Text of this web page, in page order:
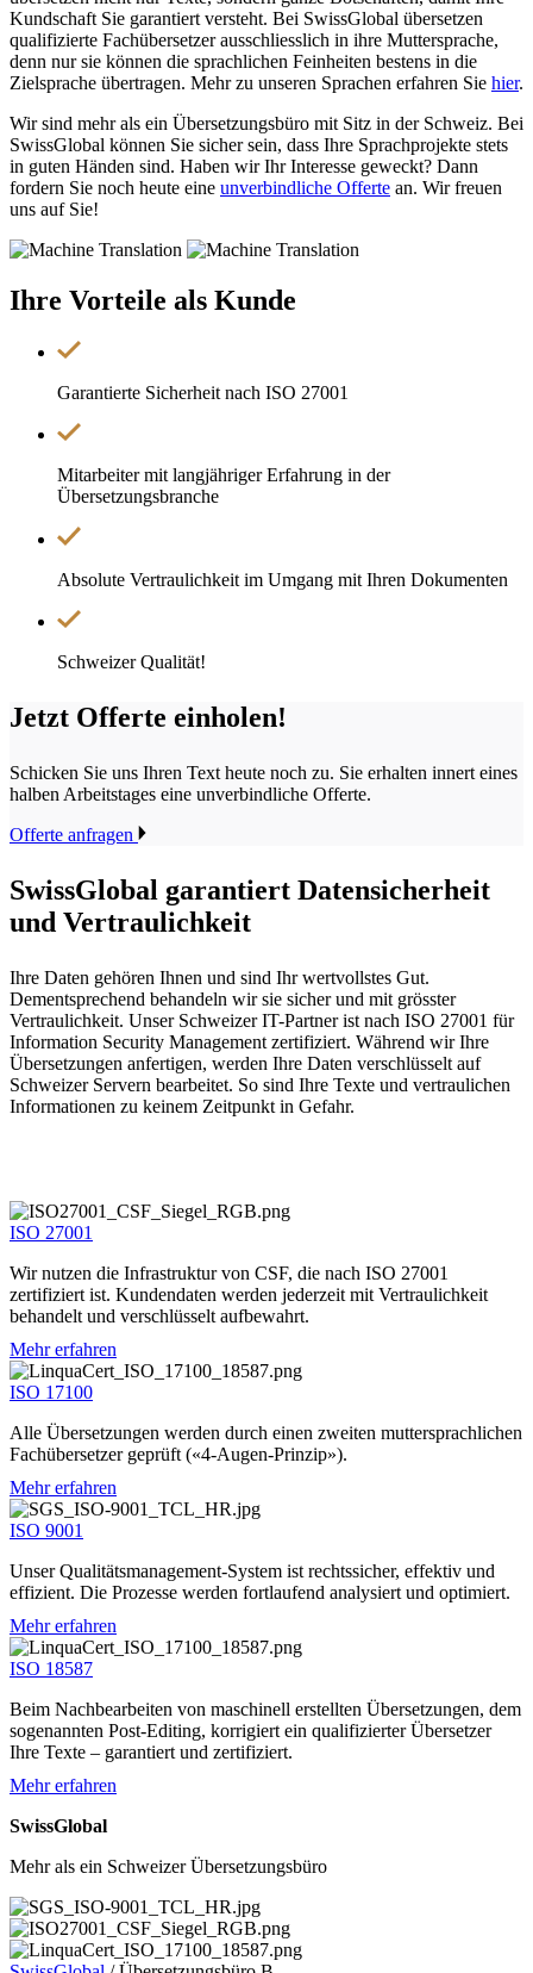
Kundschaft Sie garantiert versteht. Bei SwissGlobal übersetzen
qualifizierte Fachübersetzer ausschliesslich in ihre Muttersprache,
denn nur sie können die sprachlichen Feinheiten bestens in die
Zielsprache übertragen. Mehr zu unseren Sprachen erfahren Sie hier.
Wir sind mehr als ein Übersetzungsbüro mit Sitz in der Schweiz. Bei
SwissGlobal können Sie sicher sein, dass Ihre Sprachprojekte stets
in guten Händen sind. Haben wir Ihr Interesse geweckt? Dann
fordern Sie noch heute eine unverbindliche Offerte an. Wir freuen
uns auf Sie!
Ihre Vorteile als Kunde
Garantierte Sicherheit nach ISO 27001
Mitarbeiter mit langjähriger Erfahrung in der
Übersetzungsbranche
Absolute Vertraulichkeit im Umgang mit Ihren Dokumenten
Schweizer Qualität!
Jetzt Offerte einholen!
Schicken Sie uns Ihren Text heute noch zu. Sie erhalten innert eines
halben Arbeitstages eine unverbindliche Offerte.
Offerte anfragen
SwissGlobal garantiert Datensicherheit
und Vertraulichkeit
Ihre Daten gehören Ihnen und sind Ihr wertvollstes Gut.
Dementsprechend behandeln wir sie sicher und mit grösster
Vertraulichkeit. Unser Schweizer IT-Partner ist nach ISO 27001 für
Information Security Management zertifiziert. Während wir Ihre
Übersetzungen anfertigen, werden Ihre Daten verschlüsselt auf
Schweizer Servern bearbeitet. So sind Ihre Texte und vertraulichen
Informationen zu keinem Zeitpunkt in Gefahr.
ISO 27001
Wir nutzen die Infrastruktur von CSF, die nach ISO 27001
zertifiziert ist. Kundendaten werden jederzeit mit Vertraulichkeit
behandelt und verschlüsselt aufbewahrt.
Mehr erfahren
ISO 17100
Alle Übersetzungen werden durch einen zweiten muttersprachlichen
Fachübersetzer geprüft («4-Augen-Prinzip»).
Mehr erfahren
ISO 9001
Unser Qualitätsmanagement-System ist rechtssicher, effektiv und
effizient. Die Prozesse werden fortlaufend analysiert und optimiert.
Mehr erfahren
ISO 18587
Beim Nachbearbeiten von maschinell erstellten Übersetzungen, dem
sogenannten Post-Editing, korrigiert ein qualifizierter Übersetzer
Ihre Texte – garantiert und zertifiziert.
Mehr erfahren
SwissGlobal
Mehr als ein Schweizer Übersetzungsbüro